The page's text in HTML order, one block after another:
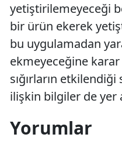
yetiştirilemeyeceği
bir ürün ekerek
bu uygulamadan
ekmeyeceğine
sığırların
ilişkin bilgiler de yer
Yorumlar